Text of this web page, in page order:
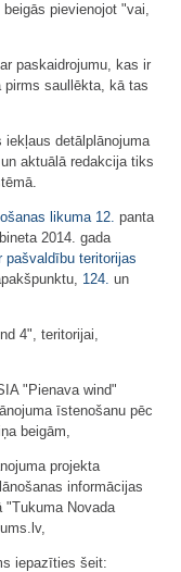
pievienojot "vai,
paskaidrojumu, kas ir
pirms saullēkta, kā tas
iekļaus detālplānojuma
aktuālā redakcija tiks
likuma 12. panta
2014. gada
pašvaldību teritorijas
124. un
4", teritorijai,
"Pienava wind"
īstenošanu pēc
beigām,
projekta
informācijas
Novada
iepazīties šeit: